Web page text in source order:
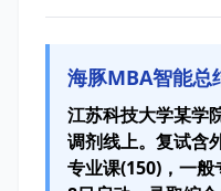
海豚MBA智能总
江苏科技大学某学
调剂线上。复试含
专业课(150)，一